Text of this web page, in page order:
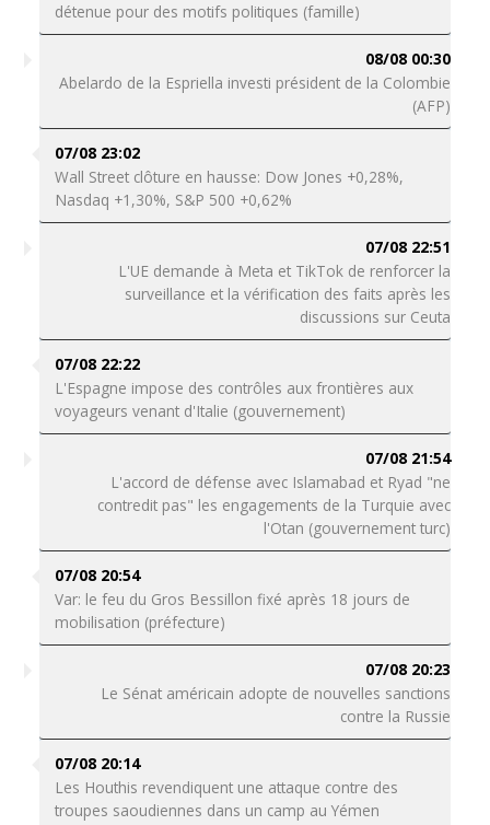
détenue pour des motifs politiques (famille)
08/08 00:30
Abelardo de la Espriella investi président de la Colombie
(AFP)
07/08 23:02
Wall Street clôture en hausse: Dow Jones +0,28%,
Nasdaq +1,30%, S&P 500 +0,62%
07/08 22:51
L'UE demande à Meta et TikTok de renforcer la
surveillance et la vérification des faits après les
discussions sur Ceuta
07/08 22:22
L'Espagne impose des contrôles aux frontières aux
voyageurs venant d'Italie (gouvernement)
07/08 21:54
L'accord de défense avec Islamabad et Ryad "ne
contredit pas" les engagements de la Turquie avec
l'Otan (gouvernement turc)
07/08 20:54
Var: le feu du Gros Bessillon fixé après 18 jours de
mobilisation (préfecture)
07/08 20:23
Le Sénat américain adopte de nouvelles sanctions
contre la Russie
07/08 20:14
Les Houthis revendiquent une attaque contre des
troupes saoudiennes dans un camp au Yémen